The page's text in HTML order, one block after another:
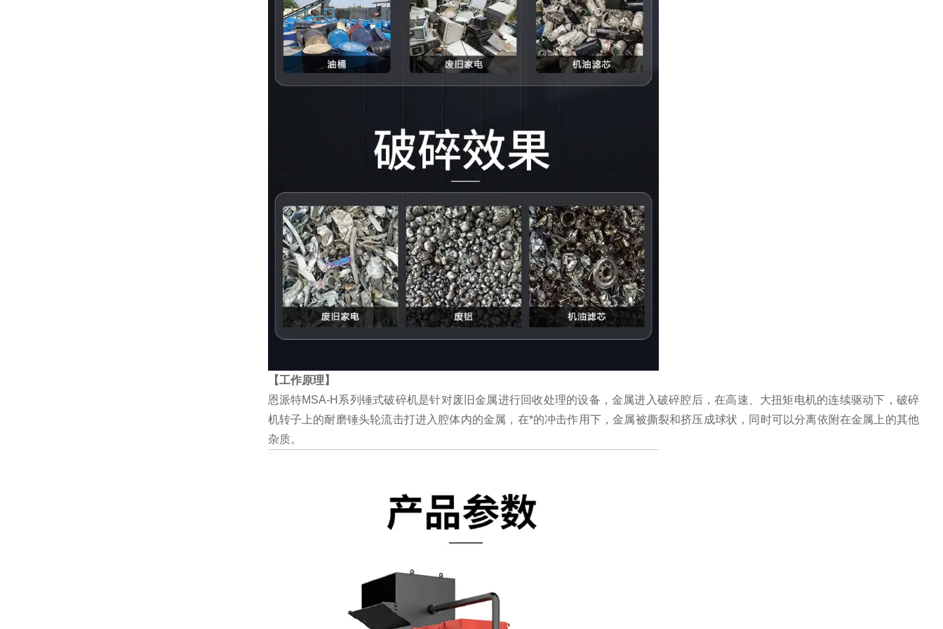
【工作原理】
恩派特MSA-H系列锤式破碎机是针对废旧金属进行回收处理的设备，金属进入破碎腔后，在高速、大扭矩电机的连续驱动下，破碎
机转子上的耐磨锤头轮流击打进入腔体内的金属，在*的冲击作用下，金属被撕裂和挤压成球状，同时可以分离依附在金属上的其他
杂质。